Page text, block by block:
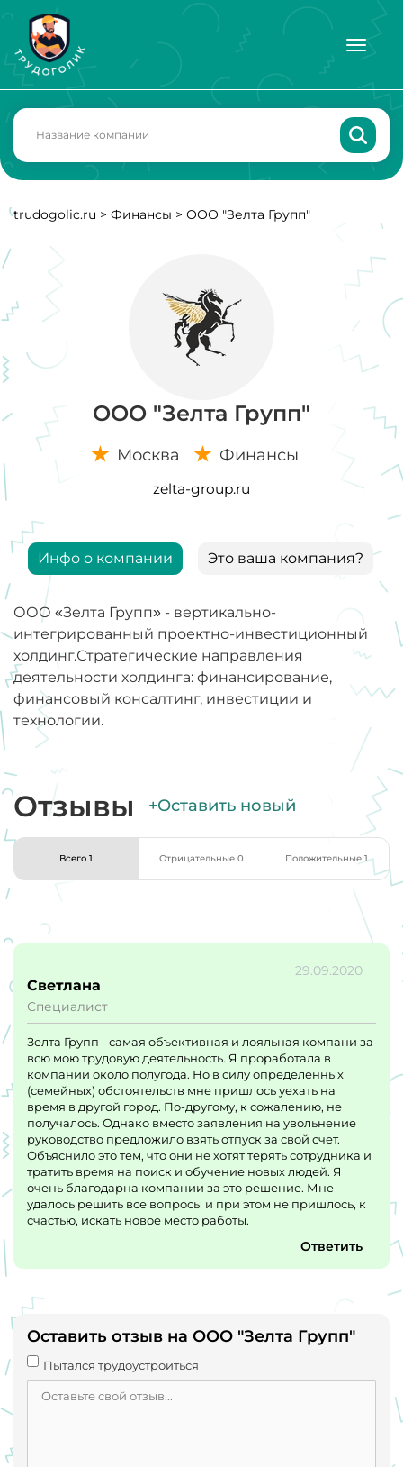
trudogolic.ru > Финансы > ООО "Зелта Групп"
ООО "Зелта Групп"
Москва Финансы
zelta-group.ru
Инфо о компании Это ваша компания?
ООО «Зелта Групп» - вертикально-
интегрированный проектно-инвестиционный
холдинг.Стратегические направления
деятельности холдинга: финансирование,
финансовый консалтинг, инвестиции и
технологии.
Отзывы +Оставить новый
Всего 1 Отрицательные 0 Положительные 1
29.09.2020
Светлана
Специалист
Зелта Групп - самая объективная и лояльная компани за
всю мою трудовую деятельность. Я проработала в
компании около полугода. Но в силу определенных
(семейных) обстоятельств мне пришлось уехать на
время в другой город. По-другому, к сожалению, не
получалось. Однако вместо заявления на увольнение
руководство предложило взять отпуск за свой счет.
Объяснило это тем, что они не хотят терять сотрудника и
тратить время на поиск и обучение новых людей. Я
очень благодарна компании за это решение. Мне
удалось решить все вопросы и при этом не пришлось, к
счастью, искать новое место работы.
Ответить
Оставить отзыв на ООО "Зелта Групп"
Пытался трудоустроиться